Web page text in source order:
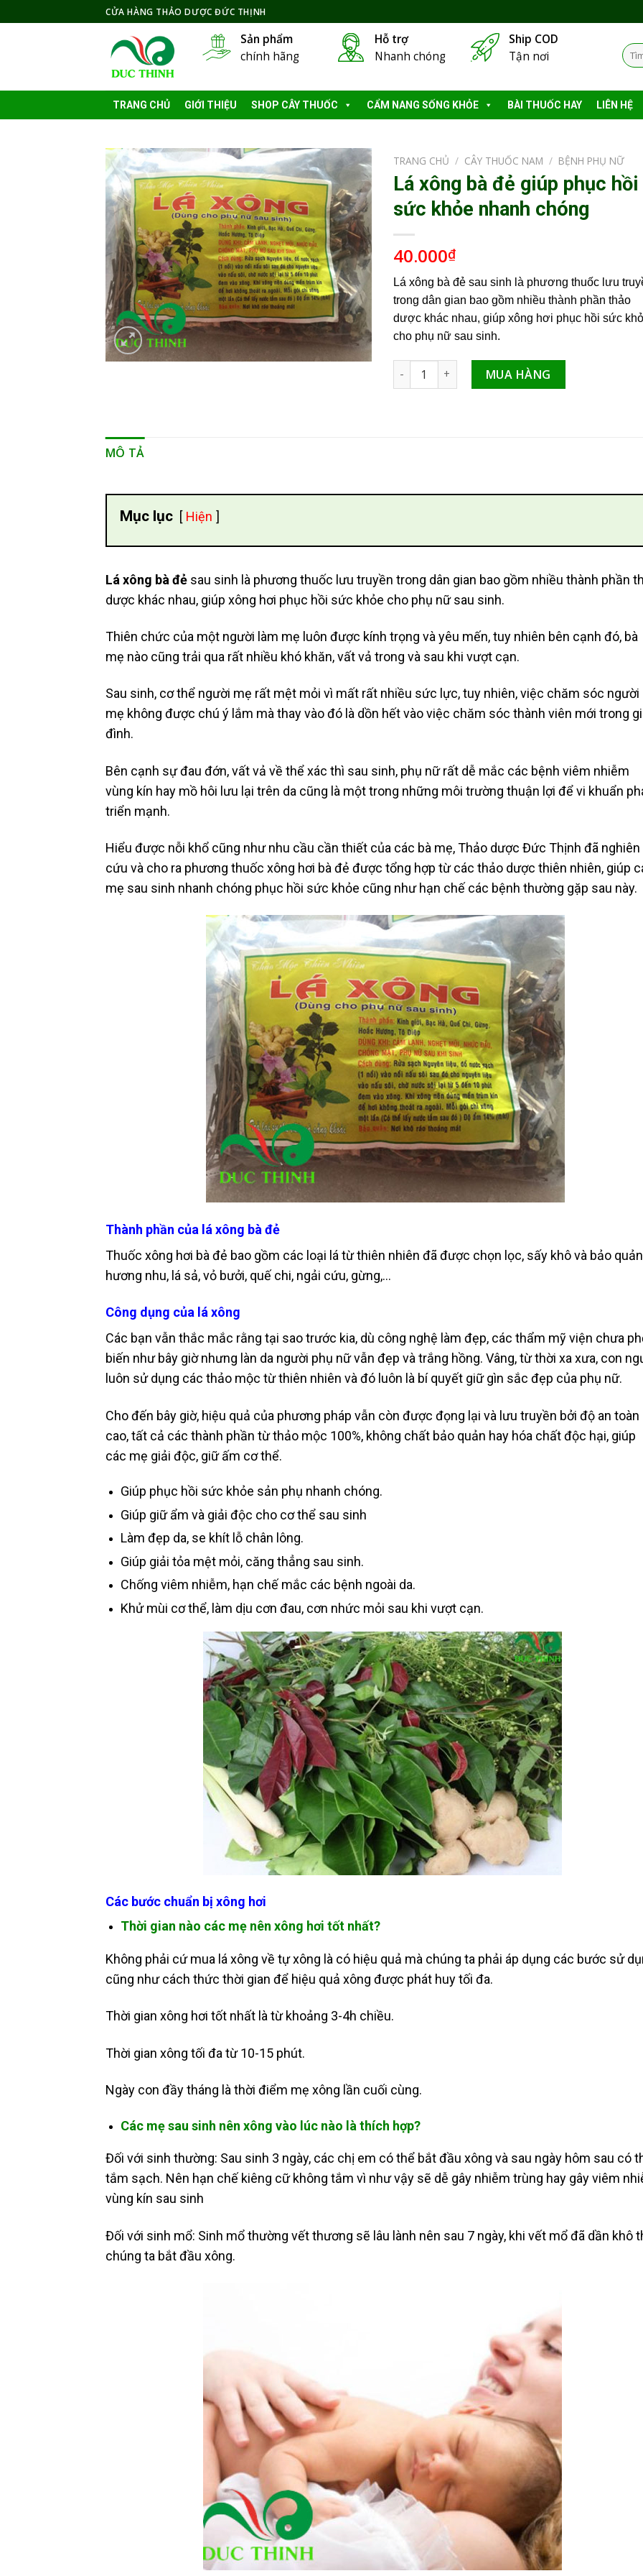
to
CỬA HÀNG THẢO DƯỢC ĐỨC THỊNH
Sản phẩm
chính hãng
Hỗ trợ
Nhanh chóng
Ship COD
Tận nơi
Tìm
kiếm:
TRANG CHỦ GIỚI THIỆU SHOP CÂY THUỐC CẨM NANG SỐNG KHỎE BÀI THUỐC HAY LIÊN HỆ
TRANG CHỦ / CÂY THUỐC NAM / BỆNH PHỤ NỮ
Lá xông bà đẻ giúp phục hồi
sức khỏe nhanh chóng
40.000₫
Lá xông bà đẻ sau sinh là phương thuốc lưu
trong dân gian bao gồm nhiều thành phần thảo
dược khác nhau, giúp xông hơi phục hồi sức
cho phụ nữ sau sinh.
Lá xông bà đẻ giúp phục hồi sức khỏe nhanh
MUA HÀNG
MÔ TẢ
Mục lục Hiện
Lá xông bà đẻ sau sinh là phương thuốc lưu truyền trong dân gian bao gồm nhiều thành phần
dược khác nhau, giúp xông hơi phục hồi sức khỏe cho phụ nữ sau sinh.
Thiên chức của một người làm mẹ luôn được kính trọng và yêu mến, tuy nhiên bên cạnh đó, bà
mẹ nào cũng trải qua rất nhiều khó khăn, vất vả trong và sau khi vượt cạn.
Sau sinh, cơ thể người mẹ rất mệt mỏi vì mất rất nhiều sức lực, tuy nhiên, việc chăm sóc người
mẹ không được chú ý lắm mà thay vào đó là dồn hết vào việc chăm sóc thành viên mới trong
đình.
Bên cạnh sự đau đớn, vất vả về thể xác thì sau sinh, phụ nữ rất dễ mắc các bệnh viêm nhiễm
vùng kín hay mồ hôi lưu lại trên da cũng là một trong những môi trường thuận lợi để vi khuẩn
triển mạnh.
Hiểu được nỗi khổ cũng như nhu cầu cần thiết của các bà mẹ, Thảo dược Đức Thịnh đã nghiên
cứu và cho ra phương thuốc xông hơi bà đẻ được tổng hợp từ các thảo dược thiên nhiên, giúp
mẹ sau sinh nhanh chóng phục hồi sức khỏe cũng như hạn chế các bệnh thường gặp sau này.
Thành phần của lá xông bà đẻ
Thuốc xông hơi bà đẻ bao gồm các loại lá từ thiên nhiên đã được chọn lọc, sấy khô và bảo
hương nhu, lá sả, vỏ bưởi, quế chi, ngải cứu, gừng,…
Công dụng của lá xông
Các bạn vẫn thắc mắc rằng tại sao trước kia, dù công nghệ làm đẹp, các thẩm mỹ viện chưa
biến như bây giờ nhưng làn da người phụ nữ vẫn đẹp và trắng hồng. Vâng, từ thời xa xưa, con
luôn sử dụng các thảo mộc từ thiên nhiên và đó luôn là bí quyết giữ gìn sắc đẹp của phụ nữ.
Cho đến bây giờ, hiệu quả của phương pháp vẫn còn được đọng lại và lưu truyền bởi độ an toàn
cao, tất cả các thành phần từ thảo mộc 100%, không chất bảo quản hay hóa chất độc hại, giúp
các mẹ giải độc, giữ ấm cơ thể.
Giúp phục hồi sức khỏe sản phụ nhanh chóng.
Giúp giữ ẩm và giải độc cho cơ thể sau sinh
Làm đẹp da, se khít lỗ chân lông.
Giúp giải tỏa mệt mỏi, căng thẳng sau sinh.
Chống viêm nhiễm, hạn chế mắc các bệnh ngoài da.
Khử mùi cơ thể, làm dịu cơn đau, cơn nhức mỏi sau khi vượt cạn.
Các bước chuẩn bị xông hơi
Thời gian nào các mẹ nên xông hơi tốt nhất?
Không phải cứ mua lá xông về tự xông là có hiệu quả mà chúng ta phải áp dụng các bước sử
cũng như cách thức thời gian để hiệu quả xông được phát huy tối đa.
Thời gian xông hơi tốt nhất là từ khoảng 3-4h chiều.
Thời gian xông tối đa từ 10-15 phút.
Ngày con đầy tháng là thời điểm mẹ xông lần cuối cùng.
Các mẹ sau sinh nên xông vào lúc nào là thích hợp?
Đối với sinh thường: Sau sinh 3 ngày, các chị em có thể bắt đầu xông và sau ngày hôm sau có
tắm sạch. Nên hạn chế kiêng cữ không tắm vì như vậy sẽ dễ gây nhiễm trùng hay gây viêm
vùng kín sau sinh
Đối với sinh mổ: Sinh mổ thường vết thương sẽ lâu lành nên sau 7 ngày, khi vết mổ đã dần khô
chúng ta bắt đầu xông.